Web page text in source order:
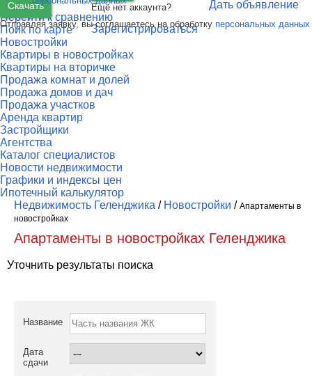
Дать объявление
Перейти к сравнению
Поик по карте
Новостройки
Квартиры в новостройках
Квартиры на вторичке
Продажа комнат и долей
Продажа домов и дач
Продажа участков
Аренда квартир
Застройщики
Агентства
Каталог специалистов
Новости недвижимости
Графики и индексы цен
Ипотечный калькулятор
Ещё нет аккаунта?
Зарегистрироваться
Недвижимость Геленджика / Новостройки / Апартаменты в
новостройках
Апартаменты в новостройках Геленджика
Уточнить результаты поиска
Название
Дата
сдачи
Скачать
Отправляя заявку, вы соглашаетесь на обработку персональных данных